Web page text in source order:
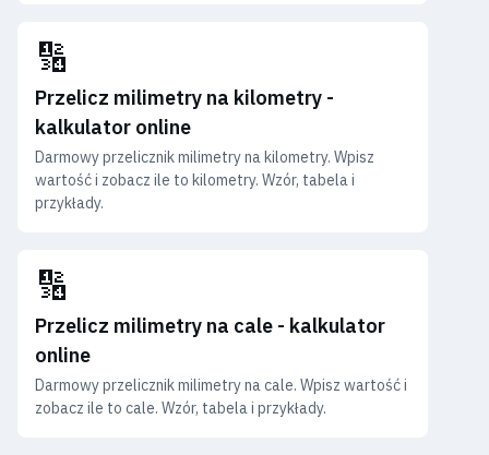
🔢
Przelicz milimetry na kilometry -
kalkulator online
Darmowy przelicznik milimetry na kilometry. Wpisz
wartość i zobacz ile to kilometry. Wzór, tabela i
przykłady.
🔢
Przelicz milimetry na cale - kalkulator
online
Darmowy przelicznik milimetry na cale. Wpisz wartość i
zobacz ile to cale. Wzór, tabela i przykłady.